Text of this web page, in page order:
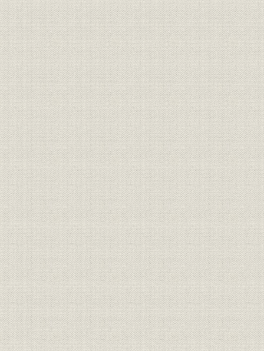
III 圧延技術
第7節 技術革新に対応する教育体制
I 社内教育体制の整備
II 鉄鋼短期大学開設
第8節 近代的管理方式の定着と発展
I 品質管理の導入と発展
II IE、ORの導入と発展
III 自主管理活動の導入と発展
IV 業務機械化と情報システムの発展
第4章 鉄鋼業の大型化、国際化と安定成長への模索
第1節 日本経済繁栄の長期化と鉄鋼業の大型化、国際化
I 40年不況と業界協調体制の齟齬
II 長期好況と鉄鋼業の大型化、国際化
III 1億トン時代に対応して